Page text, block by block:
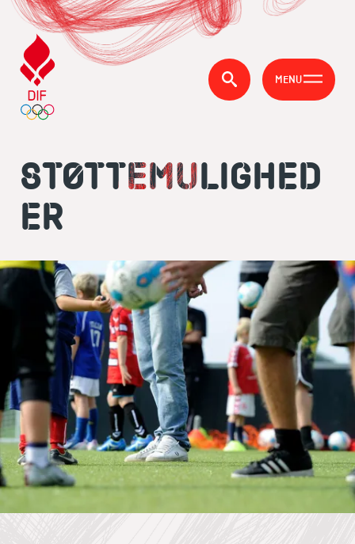
MENU
STØTTEMULIGHED
ER